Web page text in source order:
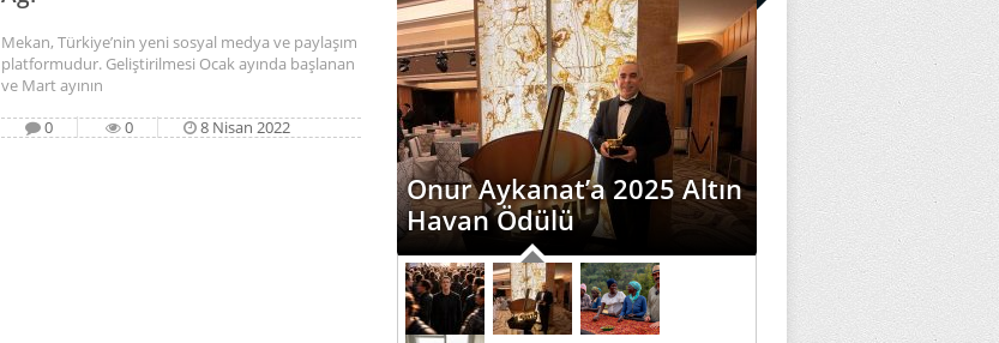
Mekan, Türkiye’nin yeni sosyal medya ve paylaşım
platformudur. Geliştirilmesi Ocak ayında başlanan
ve Mart ayının
0
0 8 Nisan 2022
Onur Aykanat’a 2025 Altın
Havan Ödülü